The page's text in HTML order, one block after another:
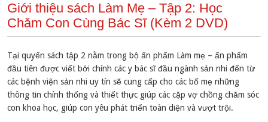
Giới thiệu sách Làm Mẹ – Tập 2: Học
Chăm Con Cùng Bác Sĩ (Kèm 2 DVD)
Tại quyến sách tập 2 nằm trong bộ ấn phẩm Làm mẹ – ấn phẩm
đầu tiên được viết bởi chính các y bác sĩ đầu ngành sản nhi đến từ
các bệnh viện sản nhi uy tín sẽ cung cấp cho các bố mẹ những
thông tin chính thống và thiết thực giúp các cặp vợ chồng chăm sóc
con khoa học, giúp con yêu phát triển toàn diện và vượt trội.